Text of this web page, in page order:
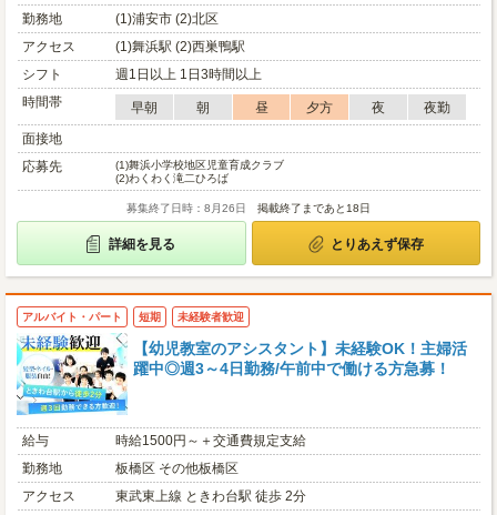
勤務地
(1)浦安市 (2)北区
アクセス
(1)舞浜駅 (2)西巣鴨駅
シフト
週1日以上 1日3時間以上
時間帯
早朝 朝 昼 夕方 夜
夜勤
面接地
応募先
(1)舞浜小学校地区児童育成クラブ
(2)わくわく滝二ひろば
募集終了日時：8月26日 掲載終了まであと18日
詳細を見る とりあえず保存
アルバイト・パート 短期 未経験者歓迎
【幼児教室のアシスタント】未経験OK！主婦活
躍中◎週3～4日勤務/午前中で働ける方急募！
給与
時給1500円～＋交通費規定支給
勤務地
板橋区 その他板橋区
アクセス
東武東上線 ときわ台駅 徒歩 2分